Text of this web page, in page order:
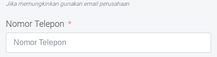
Jika memungkinkan gunakan email perusahaan
Nomor Telepon